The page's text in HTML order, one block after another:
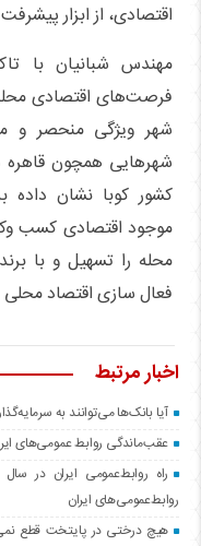
اقتصادی، از ابزار
مهندس شبانیان با
فرصت‌های اقتصادی
شهر ویژگی منحصر و
شهرهایی همچون قاهره در
کشور کوبا نشان
موجود اقتصادی کسب
محله را تسهیل و با
فعال سازی اقتصاد محلی
اخبار مرتبط
آیا بانک‌ها می‌توانند به
عقب‌ماندگی روابط عمومی‌های
راه روابط‌عمومی ایران در
روابط‌عمومی‌های ایران